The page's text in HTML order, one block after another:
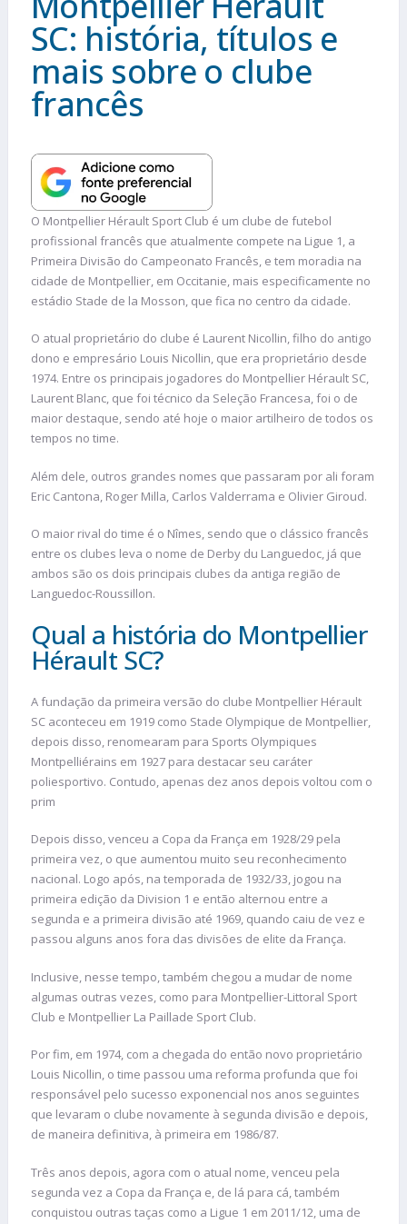
SC: história, títulos e
mais sobre o clube
francês
O Montpellier Hérault Sport Club é um clube de futebol
profissional francês que atualmente compete na Ligue 1, a
Primeira Divisão do Campeonato Francês, e tem moradia na
cidade de Montpellier, em Occitanie, mais especificamente no
estádio Stade de la Mosson, que fica no centro da cidade.
O atual proprietário do clube é Laurent Nicollin, filho do antigo
dono e empresário Louis Nicollin, que era proprietário desde
1974. Entre os principais jogadores do Montpellier Hérault SC,
Laurent Blanc, que foi técnico da Seleção Francesa, foi o de
maior destaque, sendo até hoje o maior artilheiro de todos os
tempos no time.
Além dele, outros grandes nomes que passaram por ali foram
Eric Cantona, Roger Milla, Carlos Valderrama e Olivier Giroud.
O maior rival do time é o Nîmes, sendo que o clássico francês
entre os clubes leva o nome de Derby du Languedoc, já que
ambos são os dois principais clubes da antiga região de
Languedoc-Roussillon.
Qual a história do Montpellier
Hérault SC?
A fundação da primeira versão do clube Montpellier Hérault
SC aconteceu em 1919 como Stade Olympique de Montpellier,
depois disso, renomearam para Sports Olympiques
Montpelliérains em 1927 para destacar seu caráter
poliesportivo. Contudo, apenas dez anos depois voltou com o
prim
Depois disso, venceu a Copa da França em 1928/29 pela
primeira vez, o que aumentou muito seu reconhecimento
nacional. Logo após, na temporada de 1932/33, jogou na
primeira edição da Division 1 e então alternou entre a
segunda e a primeira divisão até 1969, quando caiu de vez e
passou alguns anos fora das divisões de elite da França.
Inclusive, nesse tempo, também chegou a mudar de nome
algumas outras vezes, como para Montpellier-Littoral Sport
Club e Montpellier La Paillade Sport Club.
Por fim, em 1974, com a chegada do então novo proprietário
Louis Nicollin, o time passou uma reforma profunda que foi
responsável pelo sucesso exponencial nos anos seguintes
que levaram o clube novamente à segunda divisão e depois,
de maneira definitiva, à primeira em 1986/87.
Três anos depois, agora com o atual nome, venceu pela
segunda vez a Copa da França e, de lá para cá, também
conquistou outras taças como a Ligue 1 em 2011/12, uma de